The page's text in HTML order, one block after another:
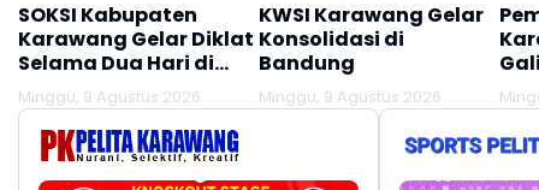
SOKSI Kabupaten
Karawang Gelar Diklat
Selama Dua Hari di
Panglengan
Minggu, 9 Agustus 2026
KWSI Karawang Gelar
Konsolidasi di
Bandung
Minggu, 9 Agustus 2026